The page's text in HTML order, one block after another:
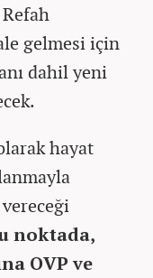
gelmesi için
dahil yeni
hayat
noktada,
OVP ve